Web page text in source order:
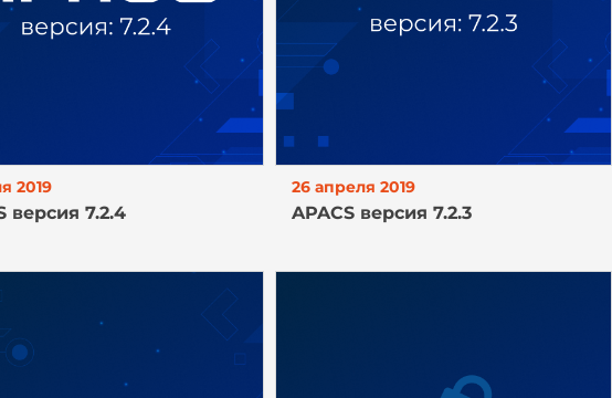
2019
версия 7.2.4
26 апреля 2019
APACS версия 7.2.3